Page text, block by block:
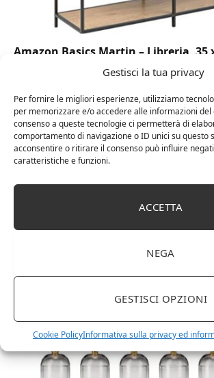
Gestisci la tua privacy
Per fornire le migliori esperienze, utilizziamo
per memorizzare e/o accedere alle informazioni del
consenso a queste tecnologie ci permetterà di
comportamento di navigazione o ID unici su questo
acconsentire o ritirare il consenso può influire
caratteristiche e funzioni.
ACCETTA
NEGA
GESTISCI OPZIONI
Cookie PolicyInformativa sulla privacy ed
Amazon Basics Martin – Libreria, 35
(Lu x La x A), effetto quercia(In
marchio Movian)
usa e getta bicchiere riciclabili per
birra cocktail drink